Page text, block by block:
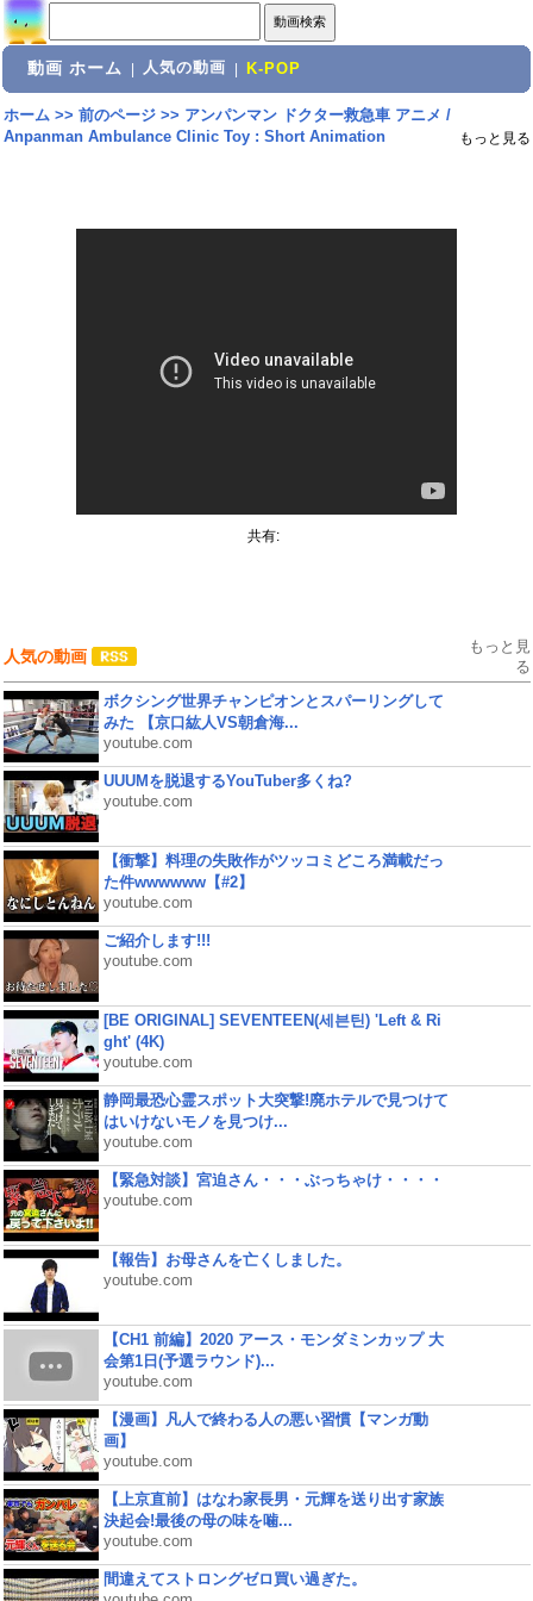
動画 ホーム 人気の動画 K-POP
ホーム>> 前のページ>> アンパンマン ドクター救急車 アニメ /
Anpanman Ambulance Clinic Toy : Short Animation
もっと見る
共有:
人気の動画
もっと見
る
ボクシング世界チャンピオンとスパーリングして
みた 【京口紘人VS朝倉海...
youtube.com
UUUMを脱退するYouTuber多くね?
youtube.com
【衝撃】料理の失敗作がツッコミどころ満載だっ
た件wwwwww【#2】
youtube.com
ご紹介します!!!
youtube.com
[BE ORIGINAL] SEVENTEEN(세븐틴) 'Left & Ri
ght' (4K)
youtube.com
静岡最恐心霊スポット大突撃!廃ホテルで見つけて
はいけないモノを見つけ...
youtube.com
【緊急対談】宮迫さん・・・ぶっちゃけ・・・・
youtube.com
【報告】お母さんを亡くしました。
youtube.com
【CH1 前編】2020 アース・モンダミンカップ 大
会第1日(予選ラウンド)...
youtube.com
【漫画】凡人で終わる人の悪い習慣【マンガ動
画】
youtube.com
【上京直前】はなわ家長男・元輝を送り出す家族
決起会!最後の母の味を噛...
youtube.com
間違えてストロングゼロ買い過ぎた。